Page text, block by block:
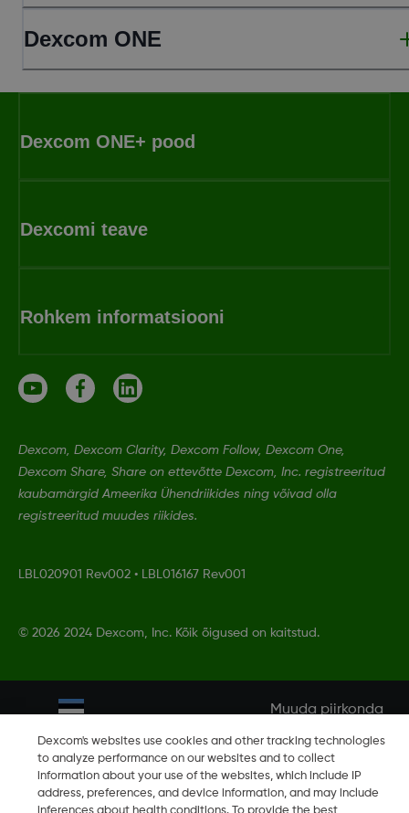
Dexcom ONE
Dexcom ONE+ pood
Dexcomi teave
Rohkem informatsiooni
Dexcom, Dexcom Clarity, Dexcom Follow, Dexcom One,
Dexcom Share, Share on ettevõtte Dexcom, Inc. registreeritud
kaubamärgid Ameerika Ühendriikides ning võivad olla
registreeritud muudes riikides.
LBL020901 Rev002 • LBL016167 Rev001
© 2026 2024 Dexcom, Inc. Kõik õigused on kaitstud.
Muuda piirkonda
Dexcom's websites use cookies and other tracking technologies
to analyze performance on our websites and to collect
information about your use of the websites, which include IP
address, preferences, and device information, and may include